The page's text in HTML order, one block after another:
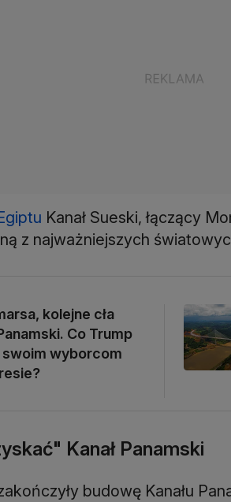
Kanał Sueski, łączący
z najważniejszych
kolejne cła
Co Trump
swoim wyborcom
Kanał Panamski
budowę Kanału